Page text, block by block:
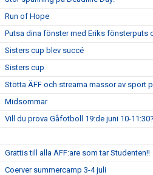
Run of Hope
Putsa dina fönster med Eriks fönsterputs
Sisters cup blev succé
Sisters cup
Stötta ÄFF och streama massor av sport
Midsommar
Vill du prova Gåfotboll 19:de juni 10-
Grattis till alla ÄFF:are som tar Studenten!!
Coerver summercamp 3-4 juli